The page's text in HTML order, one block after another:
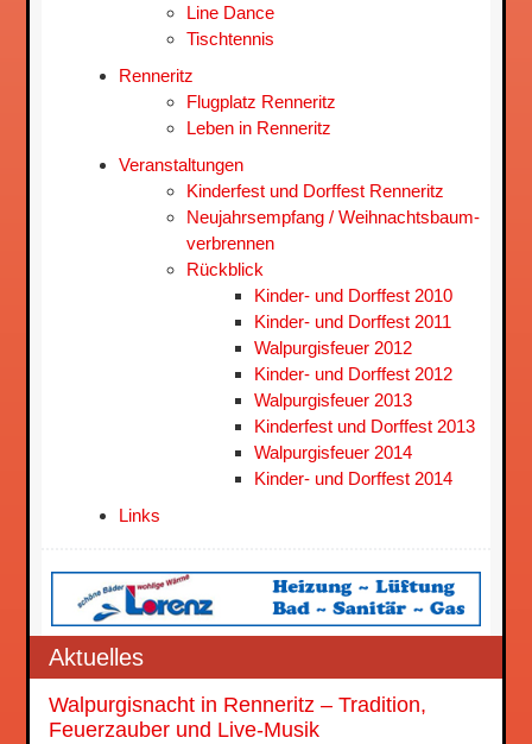
Line Dance
Tischtennis
Renneritz
Flugplatz Renneritz
Leben in Renneritz
Veranstaltungen
Kinderfest und Dorffest Renneritz
Neujahrsempfang / Weihnachtsbaum­
verbrennen
Rückblick
Kinder- und Dorffest 2010
Kinder- und Dorffest 2011
Walpurgisfeuer 2012
Kinder- und Dorffest 2012
Walpurgisfeuer 2013
Kinderfest und Dorffest 2013
Walpurgisfeuer 2014
Kinder- und Dorffest 2014
Links
Aktuelles
Walpurgisnacht in Renneritz – Tradition,
Feuerzauber und Live-Musik